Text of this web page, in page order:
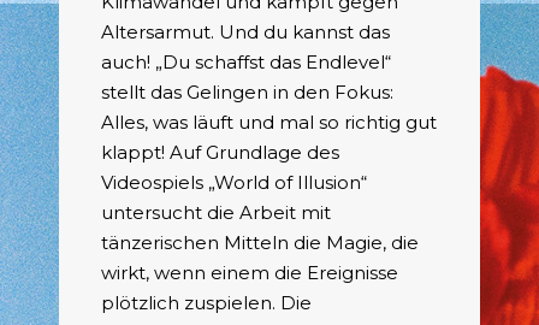
Altersarmut. Und du kannst das
auch! „Du schaffst das Endlevel“
stellt das Gelingen in den Fokus:
Alles, was läuft und mal so richtig gut
klappt! Auf Grundlage des
Videospiels „World of Illusion“
untersucht die Arbeit mit
tänzerischen Mitteln die Magie, die
wirkt, wenn einem die Ereignisse
plötzlich zuspielen. Die